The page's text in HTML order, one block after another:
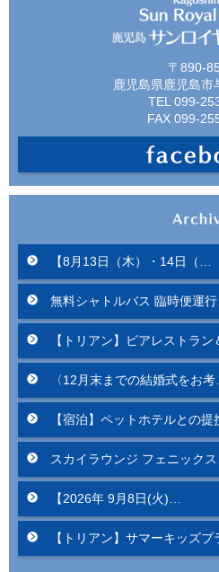
〒890-
鹿児島県鹿児島市
TEL 099-
FAX 099-
【8月13日（木）・14日（…
無料シャトルバス 臨時便運行
【トリアン】ビアレストラン
〈12月末までの結婚式をお考
【宿泊】ペットホテルとの提
スカイラウンジ フェニックス
【2026年 9月8日(火)…
【トリアン】サマーキッズプ